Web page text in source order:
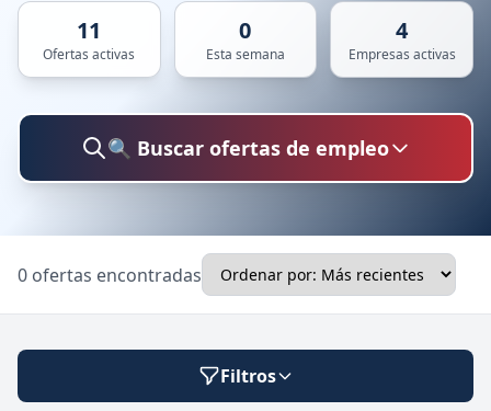
11
Ofertas activas
0
Esta semana
4
Empresas activas
🔍 Buscar ofertas de empleo
Ubicación
0 ofertas encontradas
Filtros